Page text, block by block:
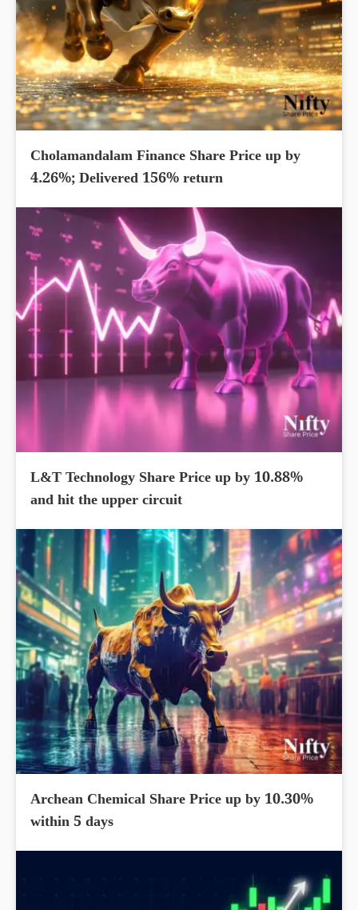
Cholamandalam Finance Share Price up by
4.26%; Delivered 156% return
L&T Technology Share Price up by 10.88%
and hit the upper circuit
Archean Chemical Share Price up by 10.30%
within 5 days